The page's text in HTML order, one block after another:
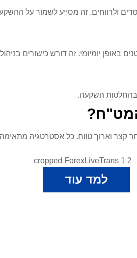
ולרווחים. זה מסייע לשמור על
יומיומי. זה דורש כישורים
בהחלטות השקעה.
קצר וארוך טווח. כל אסטרטגיה
למד עוד